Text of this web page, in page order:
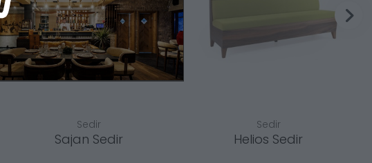
Sedir
Sajan Sedir
Sedir
Helios Sedir